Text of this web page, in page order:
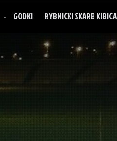
GODKI RYBNICKI SKARB KIBICA